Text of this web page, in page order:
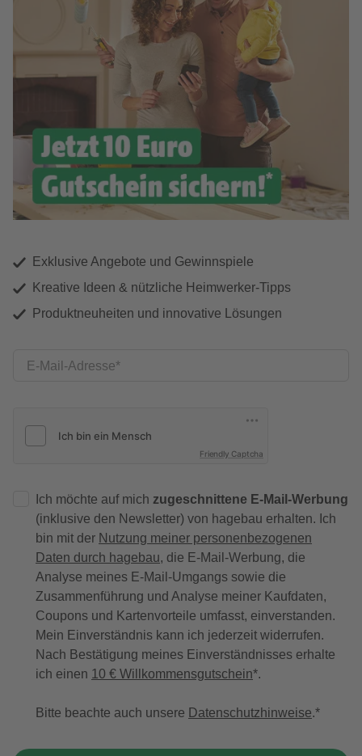
Exklusive Angebote und Gewinnspiele
Kreative Ideen & nützliche Heimwerker-Tipps
Produktneuheiten und innovative Lösungen
E-Mail-Adresse
Friendly Captcha
Ich möchte auf mich zugeschnittene E-Mail-Werbung
(inklusive den Newsletter) von hagebau erhalten. Ich
bin mit der Nutzung meiner personenbezogenen
Daten durch hagebau, die E-Mail-Werbung, die
Analyse meines E-Mail-Umgangs sowie die
Zusammenführung und Analyse meiner Kaufdaten,
Coupons und Kartenvorteile umfasst, einverstanden.
Mein Einverständnis kann ich jederzeit widerrufen.
Nach Bestätigung meines Einverständnisses erhalte
ich einen 10 € Willkommensgutschein*.
Bitte beachte auch unsere Datenschutzhinweise.